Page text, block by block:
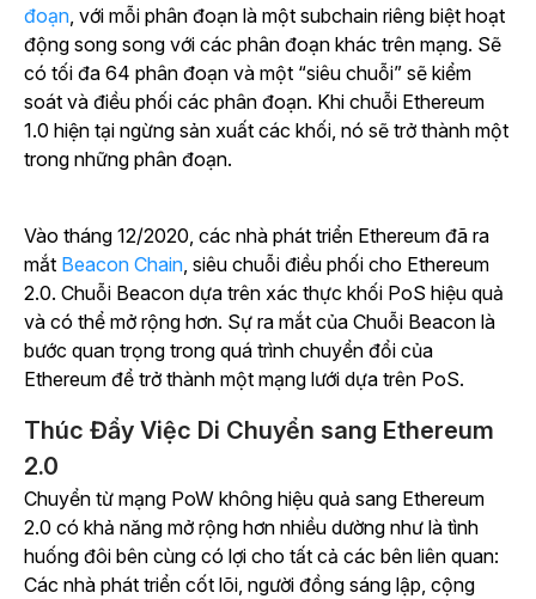
đoạn , với mỗi phân đoạn là một subchain riêng biệt hoạt
động song song với các phân đoạn khác trên mạng. Sẽ
có tối đa 64 phân đoạn và một “siêu chuỗi” sẽ kiểm
soát và điều phối các phân đoạn. Khi chuỗi Ethereum
1.0 hiện tại ngừng sản xuất các khối, nó sẽ trở thành một
trong những phân đoạn.
Vào tháng 12/2020, các nhà phát triển Ethereum đã ra
mắt Beacon Chain , siêu chuỗi điều phối cho Ethereum
2.0. Chuỗi Beacon dựa trên xác thực khối PoS hiệu quả
và có thể mở rộng hơn. Sự ra mắt của Chuỗi Beacon là
bước quan trọng trong quá trình chuyển đổi của
Ethereum để trở thành một mạng lưới dựa trên PoS.
Thúc Đẩy Việc Di Chuyển sang Ethereum
2.0
Chuyển từ mạng PoW không hiệu quả sang Ethereum
2.0 có khả năng mở rộng hơn nhiều dường như là tình
huống đôi bên cùng có lợi cho tất cả các bên liên quan:
Các nhà phát triển cốt lõi, người đồng sáng lập, cộng